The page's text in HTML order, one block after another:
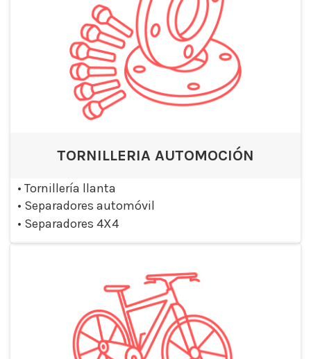
TORNILLERIA AUTOMOCIÓN
• Tornillería llanta
• Separadores automóvil
• Separadores 4X4